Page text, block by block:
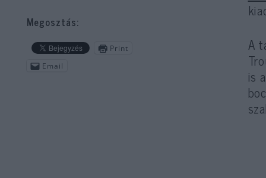
A
is
Megosztás:
Print
Email